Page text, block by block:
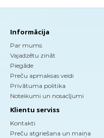
Informācija
Par mums
Vajadzētu zināt
Piegāde
Preču apmaksas veidi
Privātuma politika
Noteikumi un nosacījumi
Klientu serviss
Kontakti
Preču atgriešana un maiņa